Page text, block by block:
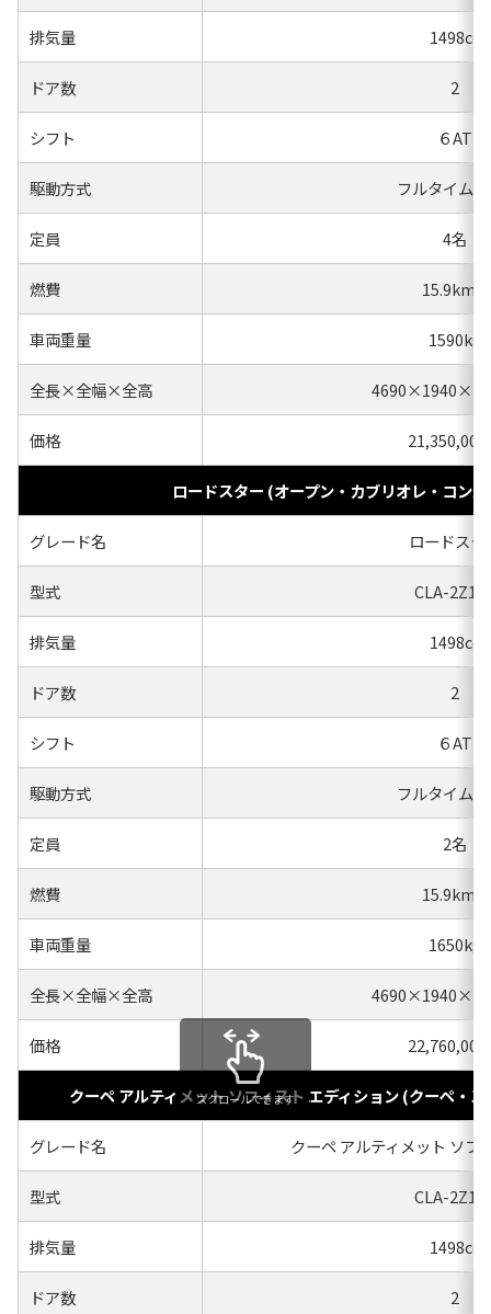
排気量 1498cc
ドア数 2
シフト ６AT
駆動方式 フルタイム
定員 4名
燃費 15.9km/l
車両重量 1590kg
全長×全幅×全高
価格 21,350,000
ロードスター (オープン・カブリオレ・コン
グレード名 ロードスタ
型式 CLA-
排気量 1498cc
ドア数 2
シフト ６AT
駆動方式 フルタイム
定員 2名
燃費 15.9km/l
車両重量 1650kg
全長×全幅×全高
価格 22,760,000
クーペ アルティメット ソフィスト エディション (クーペ・
グレード名 クーペ アルティメット ソフ
型式 CLA-
排気量 1498cc
ドア数 2
スクロールできます